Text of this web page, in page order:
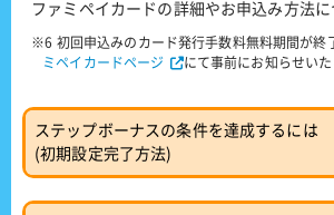
ファミペイカードの詳細やお申込み方法に
※6 初回申込みのカード発行手数料無料期間が終
ミペイカードページ
にて事前にお知らせいた
ステップボーナスの条件を達成するには
(初期設定完了方法)